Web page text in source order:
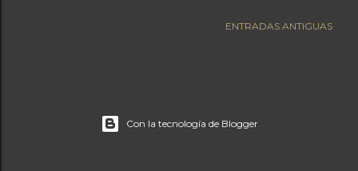
ENTRADAS ANTIGUAS
Con la tecnología de Blogger